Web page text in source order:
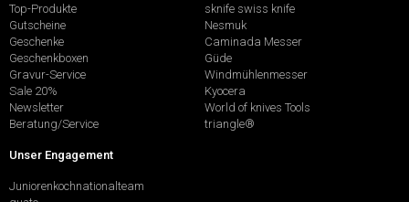
Top-Produkte
Gutscheine
Geschenke
Geschenkboxen
Gravur-Service
Sale 20%
Newsletter
Beratung/Service
sknife swiss knife
Nesmuk
Caminada Messer
Güde
Windmühlenmesser
Kyocera
World of knives Tools
triangle®
Unser Engagement
Juniorenkochnationalteam